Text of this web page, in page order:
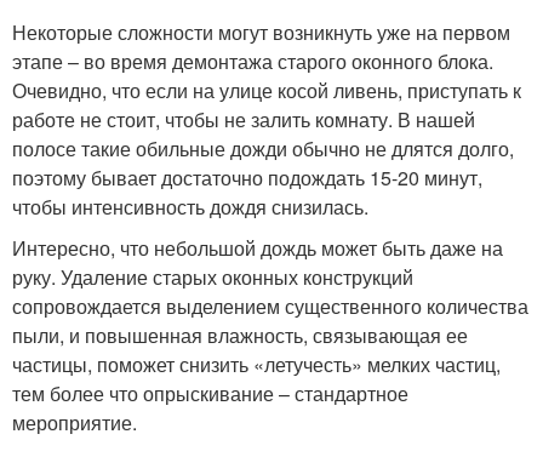
Некоторые сложности могут возникнуть уже на первом
этапе – во время демонтажа старого оконного блока.
Очевидно, что если на улице косой ливень, приступать к
работе не стоит, чтобы не залить комнату. В нашей
полосе такие обильные дожди обычно не длятся долго,
поэтому бывает достаточно подождать 15-20 минут,
чтобы интенсивность дождя снизилась.
Интересно, что небольшой дождь может быть даже на
руку. Удаление старых оконных конструкций
сопровождается выделением существенного количества
пыли, и повышенная влажность, связывающая ее
частицы, поможет снизить «летучесть» мелких частиц,
тем более что опрыскивание – стандартное
мероприятие.